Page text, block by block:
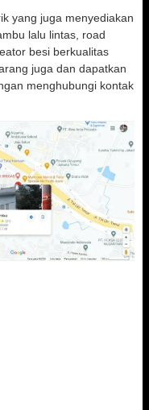
yang juga menyediakan
lalu lintas, road
besi berkualitas
juga dan dapatkan
menghubungi kontak